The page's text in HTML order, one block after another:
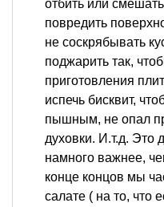
отбить или
повредить
не соскрябывать
поджарить так,
приготовления
испечь бисквит,
пышным, не опал
духовки. И.т.д. Это
намного важнее,
конце концов мы
салате ( на то, что